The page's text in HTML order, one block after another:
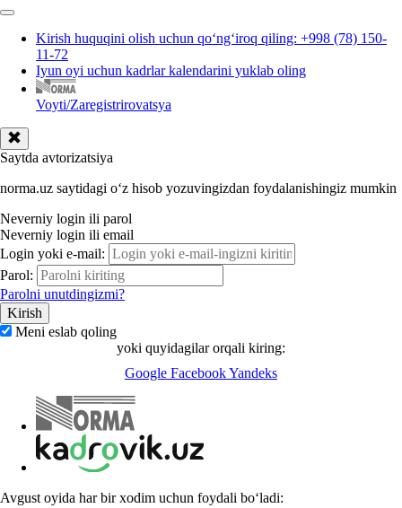
Kirish huquqini olish uchun qoʻngʻiroq qiling: +998 (78) 150-
11-72
Iyun oyi uchun kadrlar kalendarini yuklab oling
Voyti/Zaregistrirovatsya
Saytda avtorizatsiya
norma.uz saytidagi oʻz hisob yozuvingizdan foydalanishingiz mumkin
Neverniy login ili parol
Neverniy login ili email
Login yoki e-mail:
Parol:
Parolni unutdingizmi?
Meni eslab qoling
yoki quyidagilar orqali kiring:
Google FacebookYandeks
Avgust oyida har bir хodim uchun foydali boʻladi: